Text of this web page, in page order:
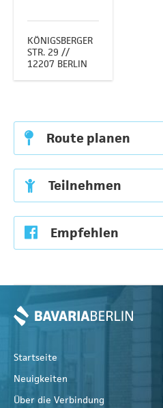
KÖNIGSBERGER
STR. 29 //
12207 BERLIN
Route planen
Teilnehmen
Empfehlen
Startseite
Neuigkeiten
Über die Verbindung